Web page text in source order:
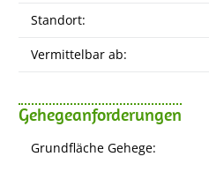
Standort:
Vermittelbar ab:
Gehegeanforderungen
Grundfläche Gehege: